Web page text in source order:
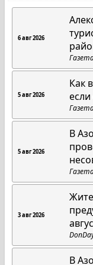
6 авг 2026
5 авг 2026
Как
5 авг 2026
В
3 авг 2026
В